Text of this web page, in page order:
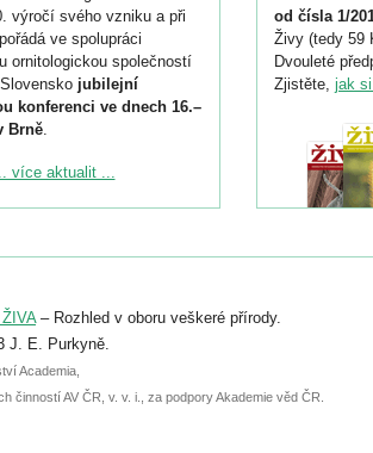
výročí svého vzniku a při
ve spolupráci
ornitologickou společností
jubilejní
konferenci ve dnech 16.–
Brně.
ke konferenci
můžete do 6. září.
přednášky nebo
června.
více aktualit ...
od čísla 1/
Živy (tedy 59
Dvouleté
Zjistěte, jak
– Rozhled v oboru veškeré přírody.
J. E. Purkyně.
Academia,
činností AV ČR, v. v. i., za podpory Akademie věd ČR.